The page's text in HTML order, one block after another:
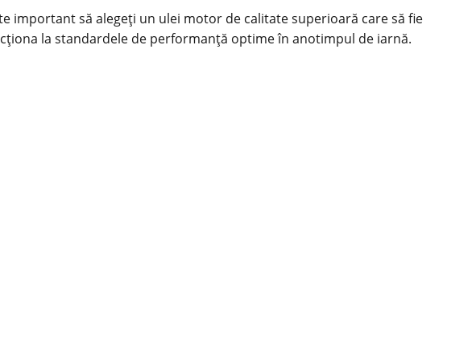
important să alegeți un ulei motor de calitate superioară care să fie
la standardele de performanță optime în anotimpul de iarnă.